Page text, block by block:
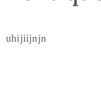
uhijiijnjn